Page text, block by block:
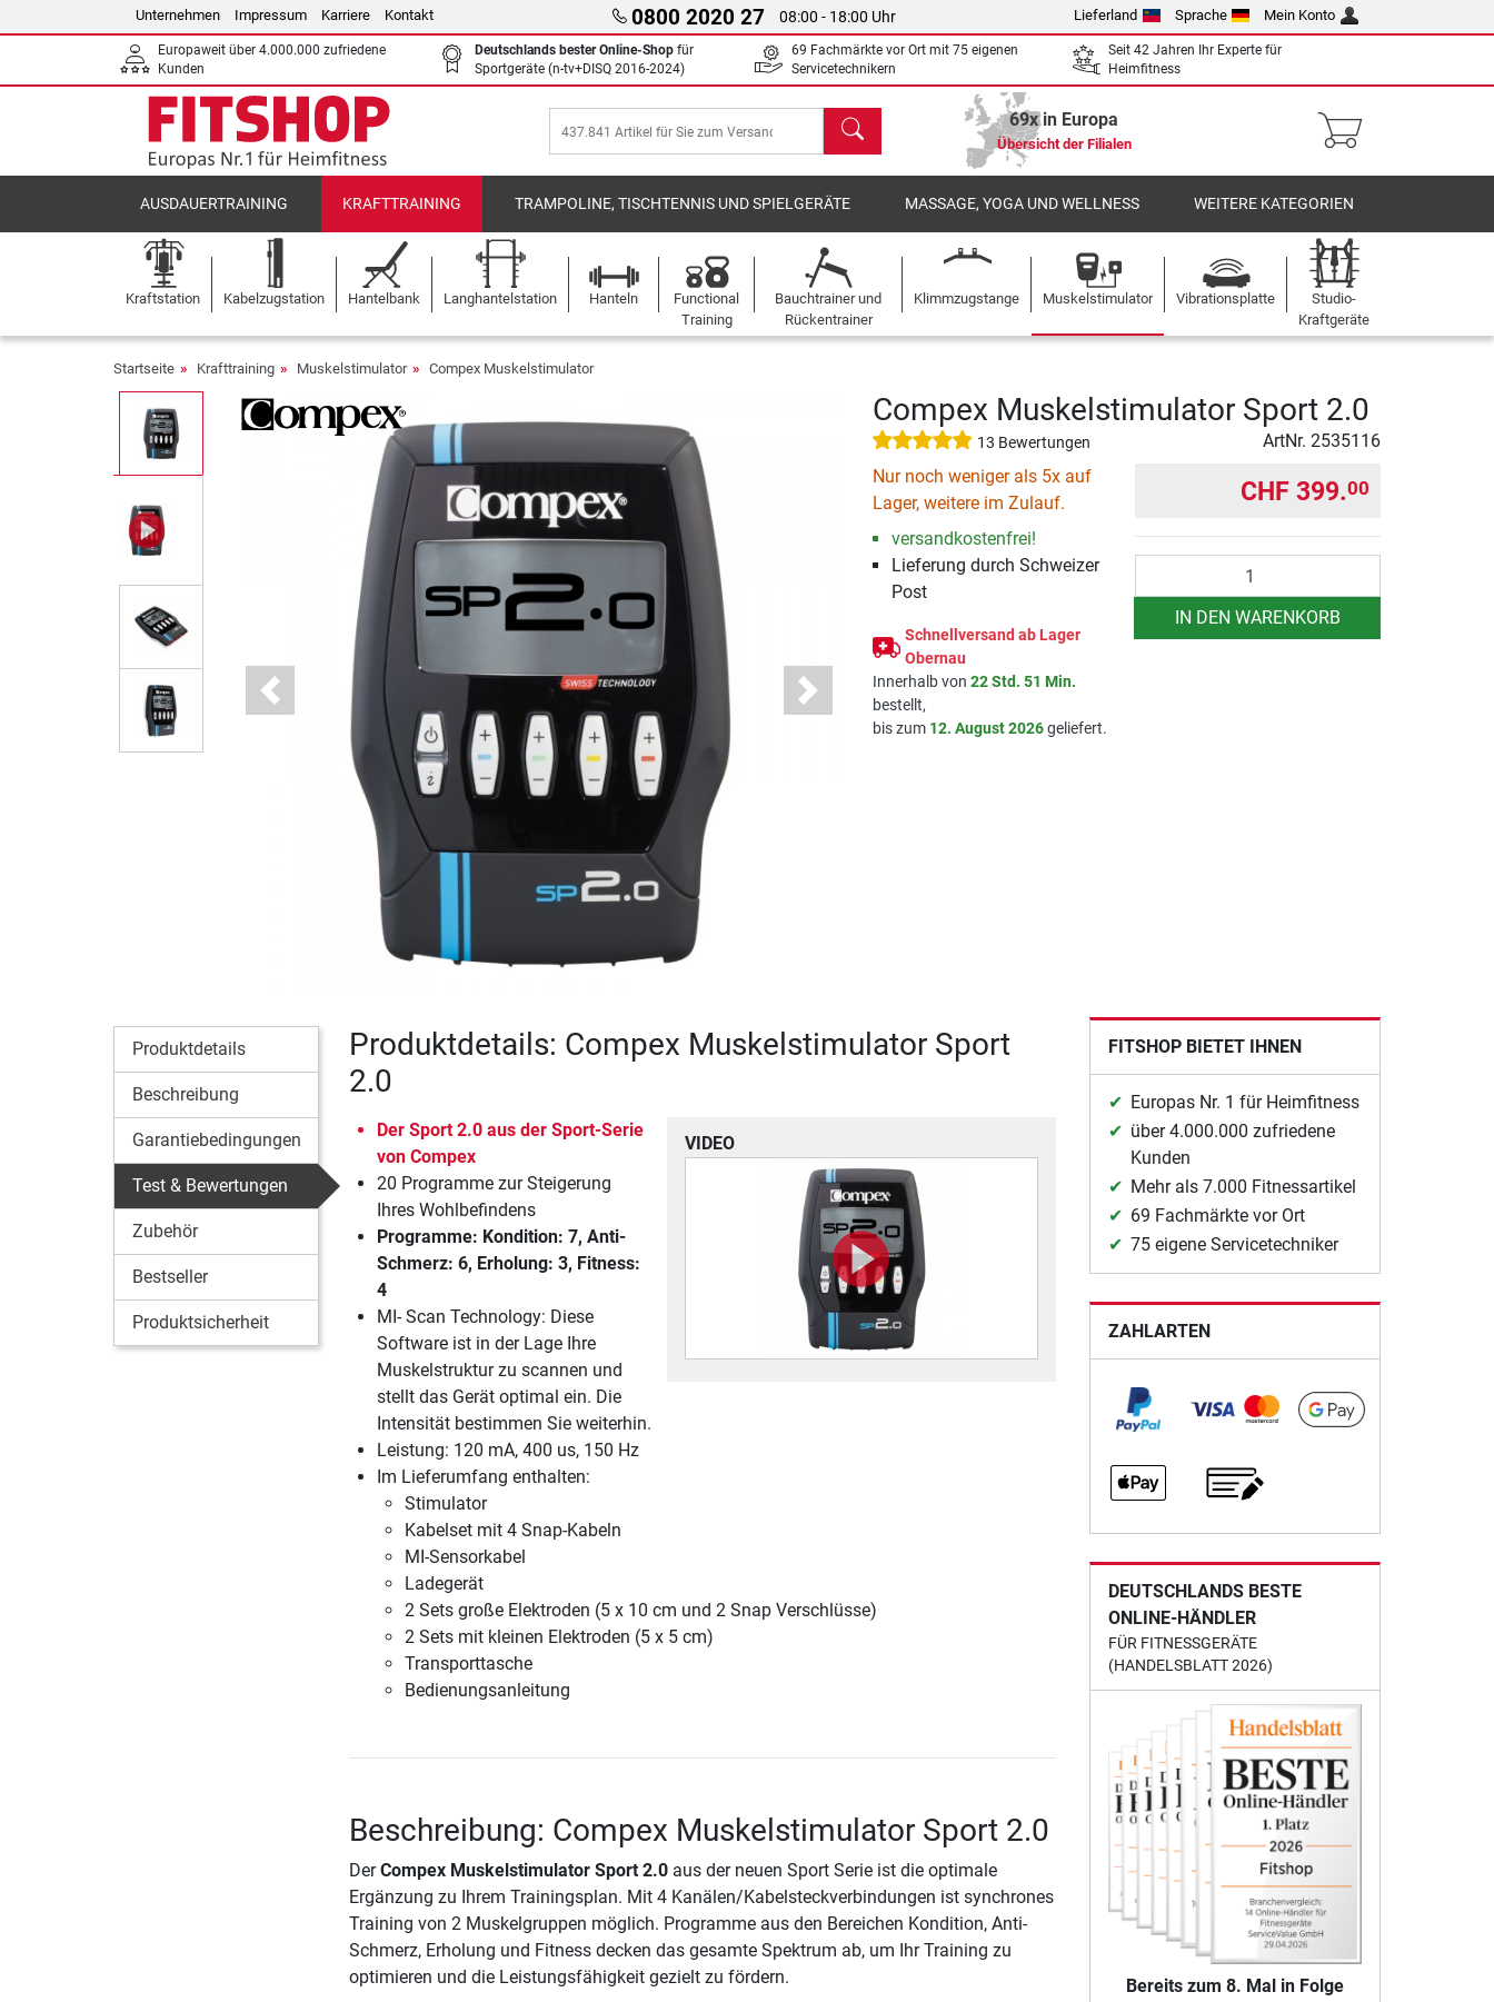
Unternehmen Impressum Karriere Kontakt 0800 2020 27 08:00 - 18:00 Uhr Lieferland Sprache Mein Konto
Europaweit über 4.000.000 zufriedene
Kunden
Deutschlands bester Online-Shop für
Sportgeräte (n-tv+DISQ 2016-2024)
69 Fachmärkte vor Ort mit 75 eigenen
Servicetechnikern
Seit 42 Jahren Ihr Experte für
Heimfitness
Suchen 69x in Europa
Übersicht der Filialen
AUSDAUERTRAINING KRAFTTRAINING TRAMPOLINE, TISCHTENNIS UND SPIELGERÄTE MASSAGE, YOGA UND WELLNESS WEITERE KATEGORIEN
Kraftstation Kabelzugstation Hantelbank Langhantelstation Hanteln
Functional
Training
Bauchtrainer und
Rückentrainer
Klimmzugstange Muskelstimulator Vibrationsplatte
Studio-
Kraftgeräte
Startseite Krafttraining Muskelstimulator Compex Muskelstimulator
Previous Next
Compex Muskelstimulator Sport 2.0
13 Bewertungen ArtNr. 2535116
Nur noch weniger als 5x auf
Lager, weitere im Zulauf.
versandkostenfrei!
Lieferung durch Schweizer
Post
Schnellversand ab Lager
Obernau
Innerhalb von 22 Std. 51 Min.
bestellt,
bis zum 12. August 2026geliefert.
CHF 399.00
IN DEN WARENKORB
Produktdetails
Beschreibung
Garantiebedingungen
Test & Bewertungen
Zubehör
Bestseller
Produktsicherheit
Produktdetails: Compex Muskelstimulator Sport
2.0
VIDEO
Der Sport 2.0 aus der Sport-Serie
von Compex
20 Programme zur Steigerung
Ihres Wohlbefindens
Programme: Kondition: 7, Anti-
Schmerz: 6, Erholung: 3, Fitness:
4
MI- Scan Technology: Diese
Software ist in der Lage Ihre
Muskelstruktur zu scannen und
stellt das Gerät optimal ein. Die
Intensität bestimmen Sie weiterhin.
Leistung: 120 mA, 400 us, 150 Hz
Im Lieferumfang enthalten:
Stimulator
Kabelset mit 4 Snap-Kabeln
MI-Sensorkabel
Ladegerät
2 Sets große Elektroden (5 x 10 cm und 2 Snap Verschlüsse)
2 Sets mit kleinen Elektroden (5 x 5 cm)
Transporttasche
Bedienungsanleitung
Beschreibung: Compex Muskelstimulator Sport 2.0
DerCompex Muskelstimulator Sport 2.0aus der neuen Sport Serie ist die optimale
Ergänzung zu Ihrem Trainingsplan. Mit 4 Kanälen/Kabelsteckverbindungen ist synchrones
Training von 2 Muskelgruppen möglich. Programme aus den Bereichen Kondition, Anti-
Schmerz, Erholung und Fitness decken das gesamte Spektrum ab, um Ihr Training zu
optimieren und die Leistungsfähigkeit gezielt zu fördern.
FITSHOP BIETET IHNEN
Europas Nr. 1 für Heimfitness
über 4.000.000 zufriedene
Kunden
Mehr als 7.000 Fitnessartikel
69 Fachmärkte vor Ort
75 eigene Servicetechniker
ZAHLARTEN
DEUTSCHLANDS BESTE
ONLINE-HÄNDLER
FÜR FITNESSGERÄTE
(HANDELSBLATT 2026)
Bereits zum 8. Mal in Folge